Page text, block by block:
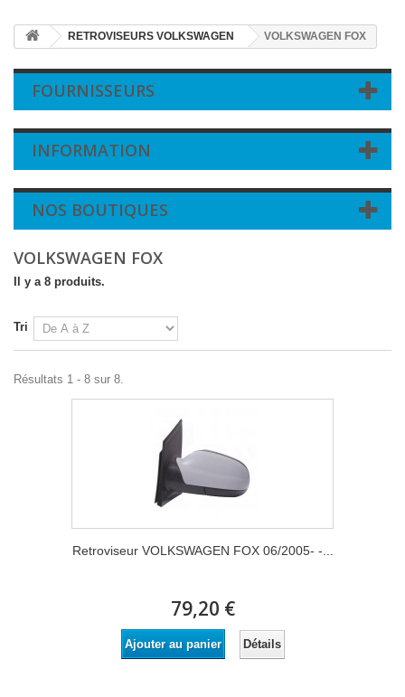
RETROVISEURS VOLKSWAGEN VOLKSWAGEN FOX
FOURNISSEURS
INFORMATION
NOS BOUTIQUES
VOLKSWAGEN FOX
Il y a 8 produits.
Tri
Résultats 1 - 8 sur 8.
Retroviseur VOLKSWAGEN FOX 06/2005- -...
79,20 €
Ajouter au panier Détails